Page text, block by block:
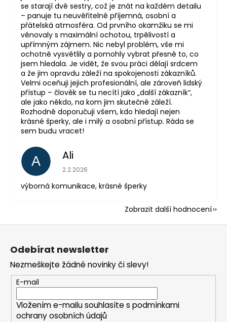
se starají dvě sestry, což je znát na každém detailu
– panuje tu neuvěřitelně příjemná, osobní a
přátelská atmosféra. Od prvního okamžiku se mi
věnovaly s maximální ochotou, trpělivostí a
upřímným zájmem. Nic nebyl problém, vše mi
ochotně vysvětlily a pomohly vybrat přesně to, co
jsem hledala. Je vidět, že svou práci dělají srdcem
a že jim opravdu záleží na spokojenosti zákazníků.
Velmi oceňuji jejich profesionální, ale zároveň lidský
přístup – člověk se tu necítí jako „další zákazník“,
ale jako někdo, na kom jim skutečně záleží.
Rozhodně doporučuji všem, kdo hledají nejen
krásné šperky, ale i milý a osobní přístup. Ráda se
sem budu vracet!
A Ali
Hodnocení obchodu je 5 z 5 hvězdiček.
2.2.2026
výborná komunikace, krásné šperky
Zobrazit další hodnocení
Z
Odebírat newsletter
Nezmeškejte žádné novinky či slevy!
E-mail
Vložením e-mailu souhlasíte s podmínkami
ochrany osobních údajů